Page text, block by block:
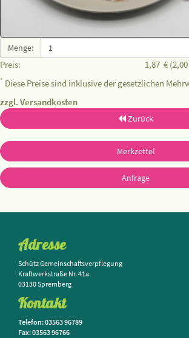
Menge:
Preis: 1,87 € (2,00
* Diese Preise sind inklusive der gesetzlichen
zzgl. Versandkosten
Zurück
Merkzettel
Anfrage
Adresse
Schütz Gemeinschaftsverpflegung
Kraftwerkstraße Nr. 41a
03130 Spremberg
Kontakt
Telefon: 03563 96789
Fax: 03563 96766